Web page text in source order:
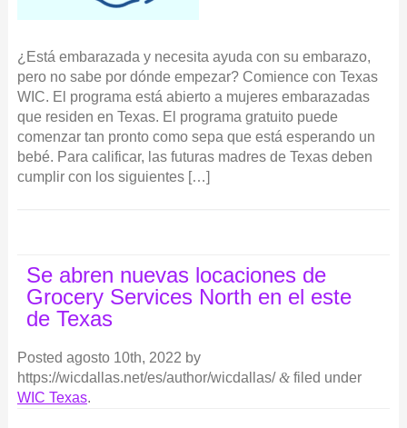
¿Está embarazada y necesita ayuda con su embarazo,
pero no sabe por dónde empezar? Comience con Texas
WIC. El programa está abierto a mujeres embarazadas
que residen en Texas. El programa gratuito puede
comenzar tan pronto como sepa que está esperando un
bebé. Para calificar, las futuras madres de Texas deben
cumplir con los siguientes […]
Se abren nuevas locaciones de
Grocery Services North en el este
de Texas
Posted agosto 10th, 2022 by
https://wicdallas.net/es/author/wicdallas/ &filed under
WIC Texas.